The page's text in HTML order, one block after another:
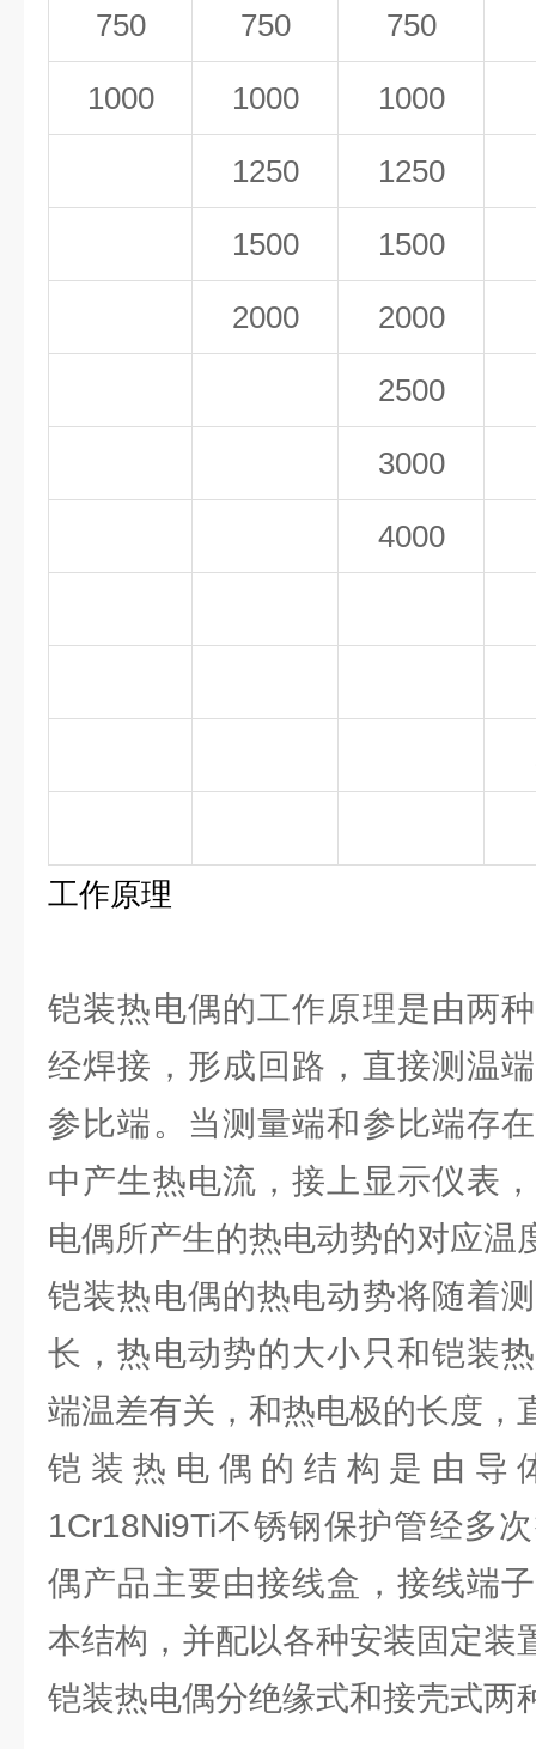
750 750 750
1000 1000 1000
1250 1250
1500 1500
2000 2000
2500
3000
4000
工作原理
铠装热电偶的工作原理是由两
经焊接，形成回路，直接测温
参比端。当测量端和参比端存
中产生热电流，接上显示仪表
电偶所产生的热电动势的对应温
铠装热电偶的热电动势将随着
长，热电动势的大小只和铠装
端温差有关，和热电极的长度，
铠装热电偶的结构是由导
1Cr18Ni9Ti不锈钢保护管经多
偶产品主要由接线盒，接线端
本结构，并配以各种安装固定装
铠装热电偶分绝缘式和接壳式两